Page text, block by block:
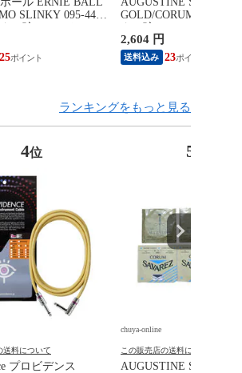
SLINKY 095-44
25
GOLD/CORUM クラシ
2,604 円
送料込み 23
ランキングをもっと見る
4位
送料について
プロビデンス
5
chuya-online
この販売店の送料について
AUGUSTINE SAVAREZ